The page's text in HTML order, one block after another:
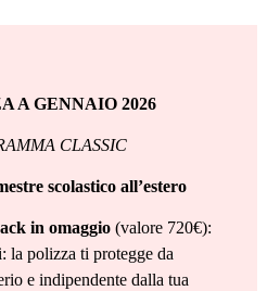
A GENNAIO 2026
CLASSIC
scolastico all’estero
in omaggio (valore 720€):
la polizza ti protegge da
e indipendente dalla tua